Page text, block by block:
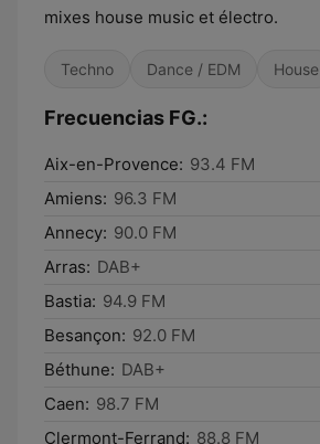
mixes house music et électro.
Techno Dance / EDM House
Frecuencias FG.:
Aix-en-Provence: 93.4 FM
Amiens: 96.3 FM
Annecy: 90.0 FM
Arras: DAB+
Bastia: 94.9 FM
Besançon: 92.0 FM
Béthune: DAB+
Caen: 98.7 FM
Clermont-Ferrand: 88.8 FM